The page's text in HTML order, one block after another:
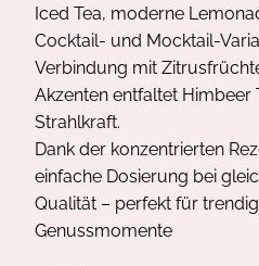
Iced Tea, moderne
Cocktail- und Mocktail-
Verbindung mit
Akzenten entfaltet Himbeer
Strahlkraft.
Dank der konzentrierten
einfache Dosierung bei
Qualität – perfekt für
Genussmomente